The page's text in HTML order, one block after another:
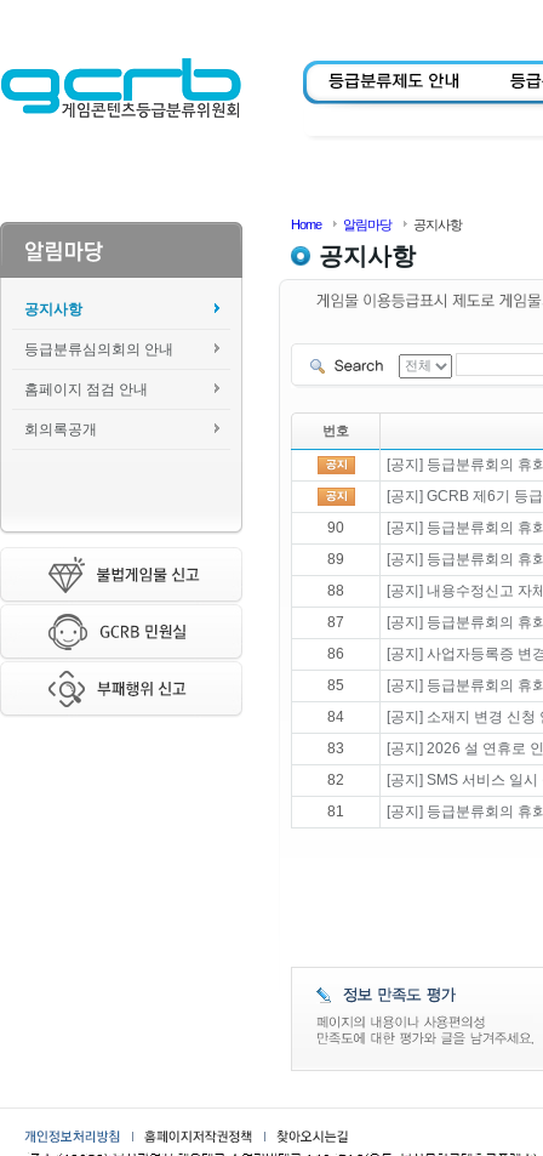
공지사항
등급분류심의회의 안내
홈페이지 점검 안내
회의록공개
Home 알림마당 공지사항
공지사항
번호
[공지] 등급분류회의 휴
[공지] GCRB 제6기 등
90
[공지] 등급분류회의 휴
89
[공지] 등급분류회의 휴
88
[공지] 내용수정신고 자
87
[공지] 등급분류회의 휴
86
[공지] 사업자등록증 변
85
[공지] 등급분류회의 휴
84
[공지] 소재지 변경 신청
83
[공지] 2026 설 연휴로
82
[공지] SMS 서비스 일시
81
[공지] 등급분류회의 휴